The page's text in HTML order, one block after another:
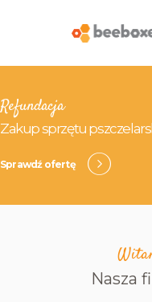
O NAS
BLOG
SKLEP
Refundacja
Zakup sprzętu
Sprawdź ofertę
Nasza